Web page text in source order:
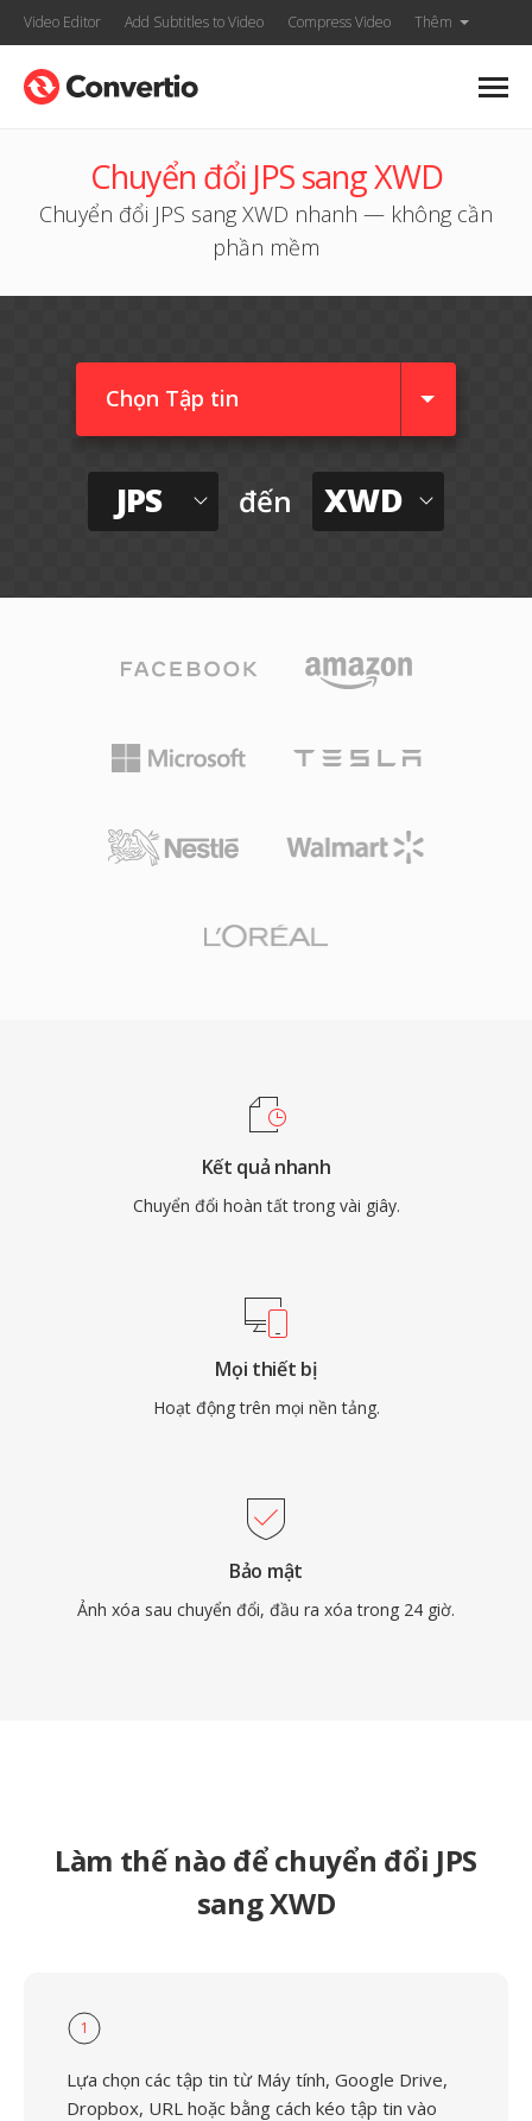
Video Editor Add Subtitles to Video Compress Video Thêm
Chuyển đổi JPS sang XWD
Chuyển đổi JPS sang XWD nhanh — không cần
phần mềm
Chọn Tập tin
JPS đến XWD
Kết quả nhanh
Chuyển đổi hoàn tất trong vài giây.
Mọi thiết bị
Hoạt động trên mọi nền tảng.
Bảo mật
Ảnh xóa sau chuyển đổi, đầu ra xóa trong 24 giờ.
Làm thế nào để chuyển đổi JPS
sang XWD
1
Lựa chọn các tập tin từ Máy tính, Google Drive,
Dropbox, URL hoặc bằng cách kéo tập tin vào